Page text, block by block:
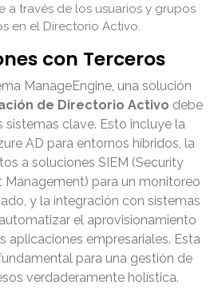
a través de los usuarios y grupos
en el Directorio Activo.
con Terceros
ManageEngine, una solución
de Directorio Activo debe
sistemas clave. Esto incluye la
AD para entornos híbridos, la
a soluciones SIEM (Security
Management) para un monitoreo
y la integración con sistemas
automatizar el aprovisionamiento
aplicaciones empresariales. Esta
para una gestión de
verdaderamente holística.